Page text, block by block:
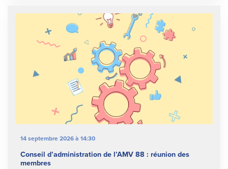
14 septembre 2026 à 14:30
Conseil d’administration de l’AMV 88 : réunion des
membres